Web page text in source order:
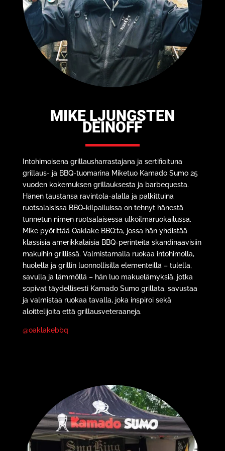
MIKE LJUNGSTEN
DEINOFF
Intohimoisena grillausharrastajana ja sertifioituna
grillaus- ja BBQ-tuomarina Miketuo Kamado Sumo 25
vuoden kokemuksen grillauksesta ja barbequesta.
Hänen taustansa ravintola-alalla ja palkittuina
ruotsalaisissa BBQ-kilpailuissa on tehnyt hänestä
tunnetun nimen ruotsalaisessa ulkoilmaruokailussa.
Mikepyörittää Oaklake BBQ:ta, jossa hän yhdistää
klassisia amerikkalaisia BBQ-perinteitä skandinaavisiin
makuihin grillissä. Valmistamalla ruokaa intohimolla,
huolella ja grillin luonnollisilla elementeillä – tulella,
savulla ja lämmöllä – hän luo makuelämyksiä, jotka
sopivat täydellisesti Kamado Sumo grillata, savustaa
ja valmistaa ruokaa tavalla, joka inspiroi sekä
aloittelijoita että grillausveteraaneja.
@oaklakebbq